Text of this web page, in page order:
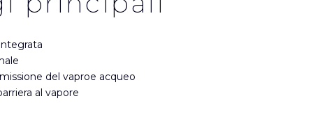
del vaproe acqueo
al vapore